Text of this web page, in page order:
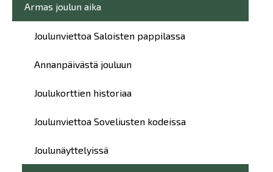
Armas joulun aika
Joulunviettoa Saloisten pappilassa
Annanpäivästä jouluun
Joulukorttien historiaa
Joulunviettoa Soveliusten kodeissa
Joulunäyttelyissä